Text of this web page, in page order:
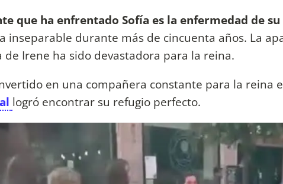
que ha enfrentado Sofía es la enfermedad de
inseparable durante más de cincuenta años. La
de Irene ha sido devastadora para la reina.
en una compañera constante para la reina
logró encontrar su refugio perfecto.